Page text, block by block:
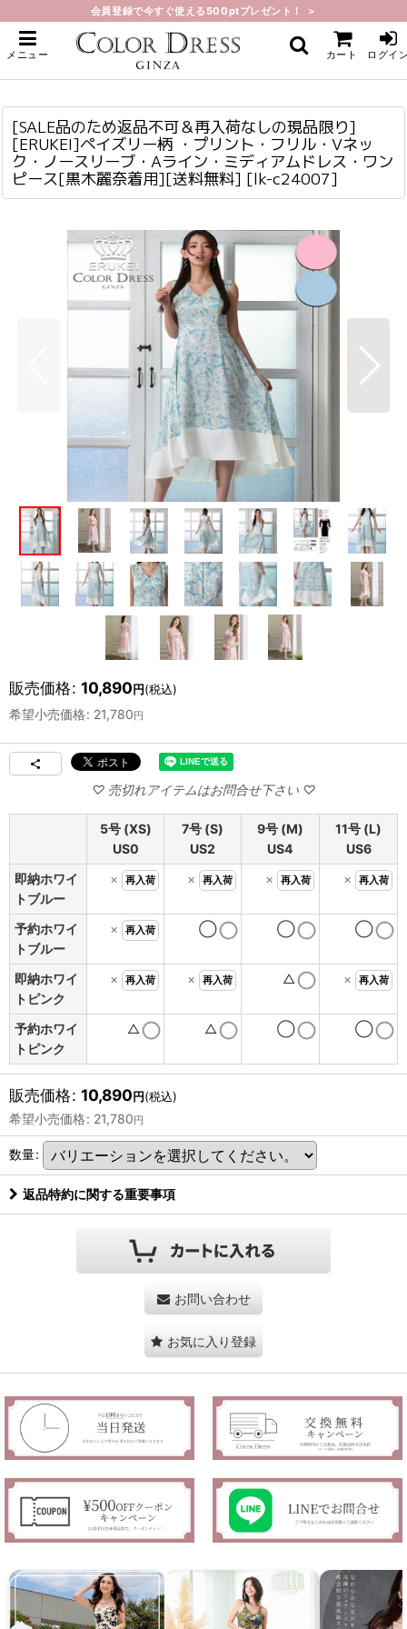
会員登録で今すぐ使える500ptプレゼント！ ＞
メニュー カート ログイ
ホーム > ミディアム
[SALE品のため返品不可＆再入荷なしの現品限り][ERUKEI]ペイズリー柄 ・プリ
ント・フリル・Vネック・ノースリーブ・Aライン・ミディアムドレス・ワンピー
[SALE品のため返品不可＆再入荷なしの現品限り]
[ERUKEI]ペイズリー柄 ・プリント・フリル・Vネッ
ク・ノースリーブ・Aライン・ミディアムドレス・ワン
ピース[黒木麗奈着用][送料無料] [lk-c24007]
販売価格: 10,890円(税込)
希望小売価格: 21,780 円
5号 (XS)
US0
7号 (S)
US2
9号 (M)
US4
11号 (L)
US6
即納ホワイ
トブルー
× 再入荷 × 再入荷 × 再入荷 × 再入荷
予約ホワイ
トブルー
× 再入荷 ◯ ◯ ◯
即納ホワイ
トピンク
× 再入荷 × 再入荷 △ × 再入荷
予約ホワイ
トピンク
△ △ ◯ ◯
販売価格: 10,890円(税込)
希望小売価格: 21,780 円
数量:
返品特約に関する重要事項
お問い合わせ
お気に入り登録